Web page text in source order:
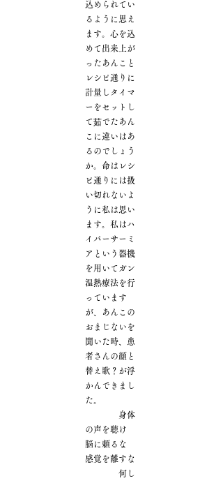
込められてい
るように思え
ます。心を込
めて出来上が
ったあんこと
レシピ通りに
計量しタイマ
ーをセットし
て茹でたあん
こに違いはあ
るのでしょう
か。命はレシ
ピ通りには扱
い切れないよ
うに私は思い
ます。私はハ
イパーサーミ
アという器機
を用いてガン
温熱療法を行
っています
が、あんこの
おまじないを
聞いた時、患
者さんの顔と
替え歌？が浮
かんできまし
た。
身体
の声を聴け
脳に頼るな
感覚を離すな
何し